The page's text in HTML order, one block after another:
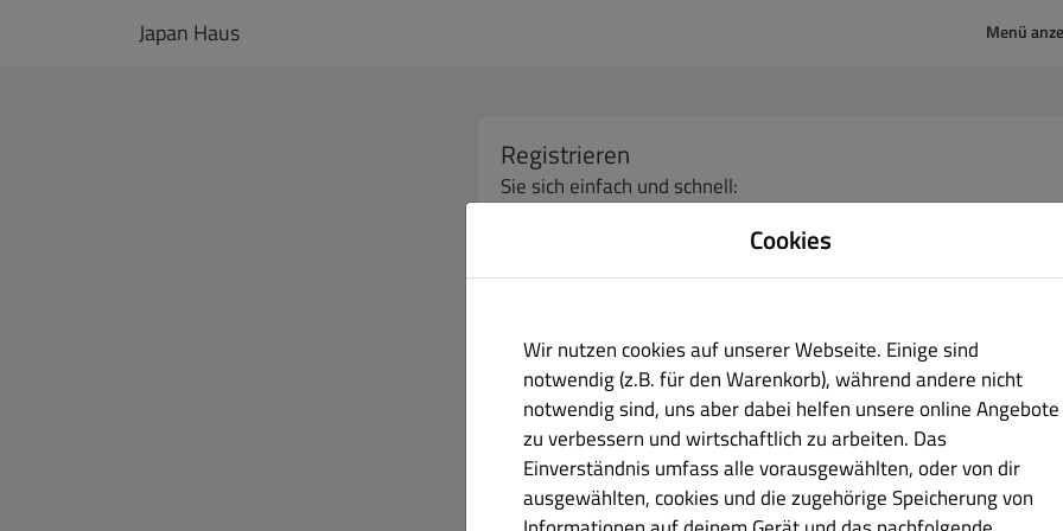
Japan Haus Menü
Registrieren
Sie sich einfach und schnell:
Nachname
E-Mail-Adresse
Passwort Passwortbestätigung
Cookies
Wir nutzen cookies auf unserer Webseite. Einige sind
notwendig (z.B. für den Warenkorb), während andere nicht
notwendig sind, uns aber dabei helfen unsere online Angebote
zu verbessern und wirtschaftlich zu arbeiten. Das
Einverständnis umfass alle vorausgewählten, oder von dir
ausgewählten, cookies und die zugehörige Speicherung von